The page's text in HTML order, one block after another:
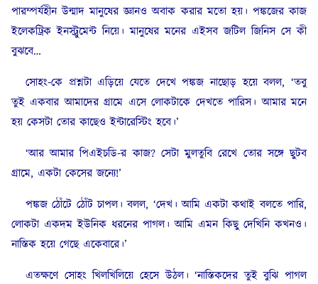
পারম্পর্যহীন উন্মাদ মানুষের জ্ঞানও অবাক করার মতো হয়। পঙ্কজের কাজ
ইলেকট্রিক ইনস্ট্রুমেন্ট নিয়ে। মানুষের মনের এইসব জটিল জিনিস সে কী
বুঝবে…
সোহং-কে প্রশ্নটা এড়িয়ে যেতে দেখে পঙ্কজ নাছোড় হয়ে বলল, ‘তবু
তুই একবার আমাদের গ্রামে এসে লোকটাকে দেখতে পারিস। আমার মনে
হয় কেসটা তোর কাছেও ইন্টারেস্টিং হবে।’
‘আর আমার পিএইচডি-র কাজ? সেটা মুলতুবি রেখে তোর সঙ্গে ছুটব
গ্রামে, একটা কেসের জন্যে!’
পঙ্কজ ঠোঁটে ঠোঁট চাপল। বলল, ‘দেখ। আমি একটা কথাই বলতে পারি,
লোকটা একদম ইউনিক ধরনের পাগল। আমি এমন কিছু দেখিনি কখনও।
নাস্তিক হয়ে গেছে একেবারে।’
এতক্ষণে সোহং খিলখিলিয়ে হেসে উঠল। ‘নাস্তিকদের তুই বুঝি পাগল